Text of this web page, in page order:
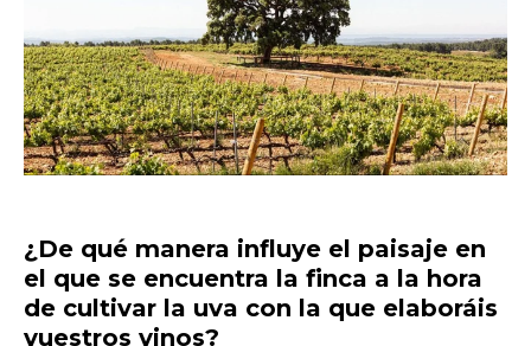
¿De qué manera influye el paisaje en
el que se encuentra la finca a la hora
de cultivar la uva con la que elaboráis
vuestros vinos?